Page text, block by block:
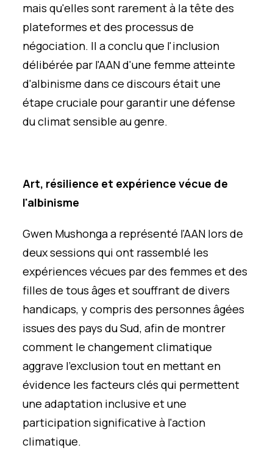
mais qu'elles sont rarement à la tête des
plateformes et des processus de
négociation. Il a conclu que l'inclusion
délibérée par l'AAN d'une femme atteinte
d'albinisme dans ce discours était une
étape cruciale pour garantir une défense
du climat sensible au genre.
Art, résilience et expérience vécue de
l'albinisme
Gwen Mushonga a représenté l'AAN lors de
deux sessions qui ont rassemblé les
expériences vécues par des femmes et des
filles de tous âges et souffrant de divers
handicaps, y compris des personnes âgées
issues des pays du Sud, afin de montrer
comment le changement climatique
aggrave l'exclusion tout en mettant en
évidence les facteurs clés qui permettent
une adaptation inclusive et une
participation significative à l'action
climatique.